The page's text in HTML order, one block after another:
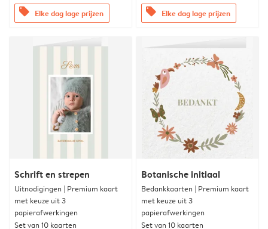
offers Elke dag lage prijzen offers Elke dag lage prijzen
Schrift en strepen
Uitnodigingen | Premium kaart
met keuze uit 3
papierafwerkingen
Set van 10 kaarten
Botanische initiaal
Bedankkaarten | Premium kaart
met keuze uit 3
papierafwerkingen
Set van 10 kaarten